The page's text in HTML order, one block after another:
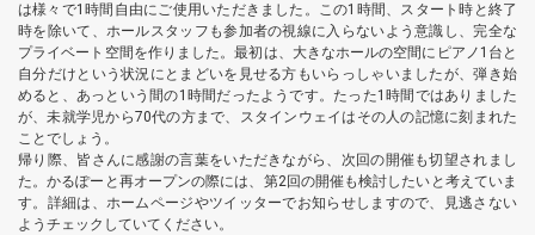
は様々で1時間自由にご使用いただきました。この1時間、スタート時と終了
時を除いて、ホールスタッフも参加者の視線に入らないよう意識し、完全な
プライベート空間を作りました。最初は、大きなホールの空間にピアノ1台と
自分だけという状況にとまどいを見せる方もいらっしゃいましたが、弾き始
めると、あっという間の1時間だったようです。たった1時間ではありました
が、未就学児から70代の方まで、スタインウェイはその人の記憶に刻まれた
ことでしょう。
帰り際、皆さんに感謝の言葉をいただきながら、次回の開催も切望されまし
た。かるぽーと再オープンの際には、第2回の開催も検討したいと考えていま
す。詳細は、ホームページやツイッターでお知らせしますので、見逃さない
ようチェックしていてください。